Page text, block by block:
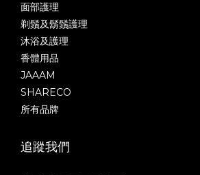
面部護理
剃鬚及鬍鬚護理
沐浴及護理
香體用品
JAAAM
SHARECO
所有品牌
追蹤我們